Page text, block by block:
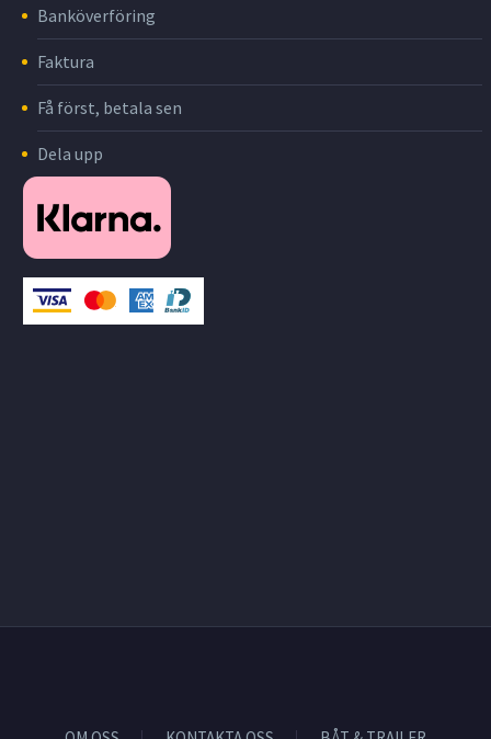
Banköverföring
Faktura
Få först, betala sen
Dela upp